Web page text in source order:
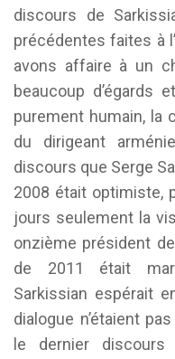
discours de
précédentes faites à
avons affaire à un
beaucoup d’égards
purement humain, la
du dirigeant
discours que Serge
2008 était optimiste,
jours seulement la
onzième président
de 2011 était
Sarkissian espérait
dialogue n’étaient
le dernier